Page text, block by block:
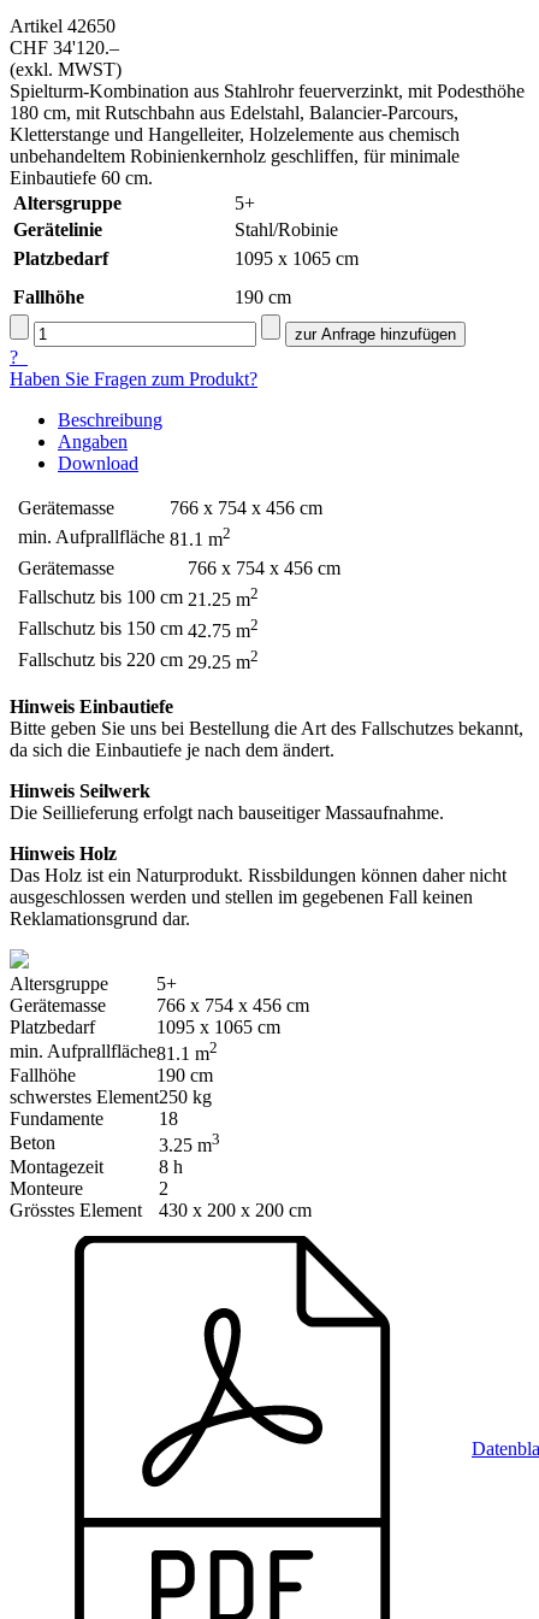
Artikel 42650
CHF 34'120.–
(exkl. MWST)
Spielturm-Kombination aus Stahlrohr feuerverzinkt, mit Podesthöhe
180 cm, mit Rutschbahn aus Edelstahl, Balancier-Parcours,
Kletterstange und Hangelleiter, Holzelemente aus chemisch
unbehandeltem Robinienkernholz geschliffen, für minimale
Einbautiefe 60 cm.
Altersgruppe
5+
Gerätelinie
Stahl/Robinie
Platzbedarf
1095 x 1065 cm
Fallhöhe
190 cm
?
Haben Sie Fragen zum Produkt?
Beschreibung
Angaben
Download
Gerätemasse
766 x 754 x 456 cm
min. Aufprallfläche 81.1 m2
Gerätemasse
766 x 754 x 456 cm
Fallschutz bis 100 cm 21.25 m2
Fallschutz bis 150 cm 42.75 m2
Fallschutz bis 220 cm 29.25 m2
Hinweis Einbautiefe
Bitte geben Sie uns bei Bestellung die Art des Fallschutzes bekannt,
da sich die Einbautiefe je nach dem ändert.
Hinweis Seilwerk
Die Seillieferung erfolgt nach bauseitiger Massaufnahme.
Hinweis Holz
Das Holz ist ein Naturprodukt. Rissbildungen können daher nicht
ausgeschlossen werden und stellen im gegebenen Fall keinen
Reklamationsgrund dar.
Altersgruppe
5+
Gerätemasse
766 x 754 x 456 cm
Platzbedarf
1095 x 1065 cm
min. Aufprallfläche81.1 m2
Fallhöhe
190 cm
schwerstes Element250 kg
Fundamente
18
Beton
3.25 m3
Montagezeit
8 h
Monteure
2
Grösstes Element
430 x 200 x 200 cm